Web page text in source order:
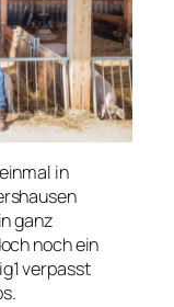
in
ganz
noch ein
verpasst